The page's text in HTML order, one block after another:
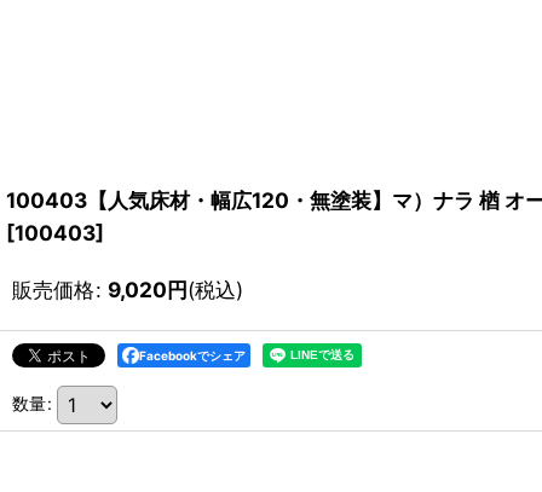
100403【人気床材・幅広120・無塗装】マ）ナラ 楢
[100403]
販売価格: 9,020円(税込)
Facebookでシェア
数量: